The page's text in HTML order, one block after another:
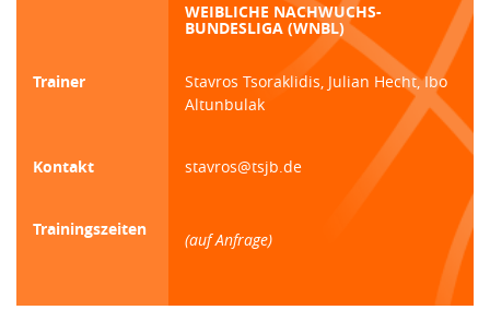
WEIBLICHE NACHWUCHS-
BUNDESLIGA (WNBL)
Trainer
Stavros Tsoraklidis, Julian Hecht, Ibo
Altunbulak
Kontakt stavros@tsjb.de
Trainingszeiten
(auf Anfrage)